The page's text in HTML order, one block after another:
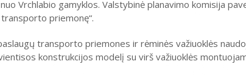
Vrchlabio gamyklos. Valstybinė planavimo komisija
priemonę“.
transporto priemones ir rėminės važiuoklės
konstrukcijos modelį su virš važiuoklės